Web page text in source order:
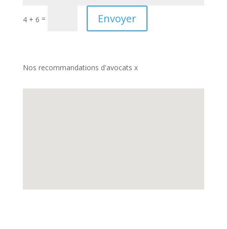
4 + 6 = Envoyer
Nos recommandations d'avocats x